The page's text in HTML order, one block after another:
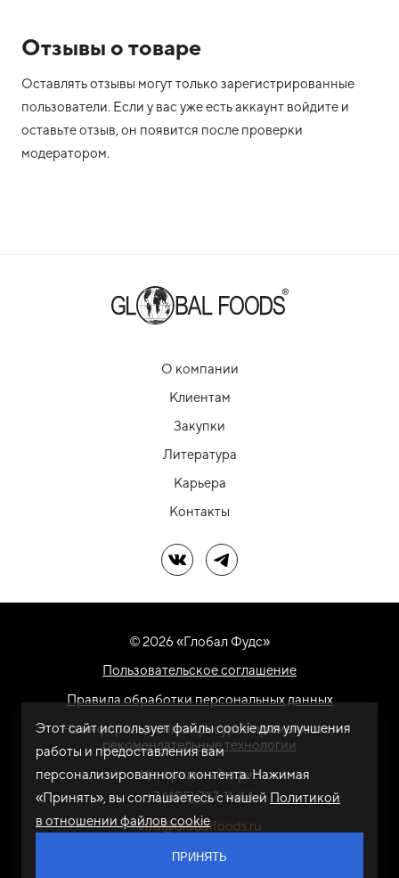
Отзывы о товаре
Оставлять отзывы могут только зарегистрированные
пользователи. Если у вас уже есть аккаунт войдите и
оставьте отзыв, он появится после проверки
модератором.
О компании
Клиентам
Закупки
Литература
Карьера
Контакты
Мы в ВКМы в Telegram
© 2026 «Глобал Фудс»
Пользовательское соглашение
Правила обработки персональных данных
На информационном ресурсе применяются
рекомендательные технологии
Центральный офис
+7 (495) 787-11-44
info@globalfoods.ru
Этот сайт использует файлы cookie для улучшения
работы и предоставления вам
персонализированного контента. Нажимая
«Принять», вы соглашаетесь с нашей Политикой
в отношении файлов cookie
ПРИНЯТЬ